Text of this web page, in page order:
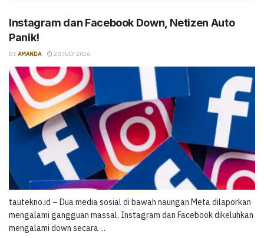
Instagram dan Facebook Down, Netizen Auto
Panik!
BY AMANDA 20 JULY 2026
tautekno.id – Dua media sosial di bawah naungan Meta dilaporkan
mengalami gangguan massal. Instagram dan Facebook dikeluhkan
mengalami down secara ...